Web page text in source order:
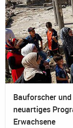
Bauforscher
neuartiges
Erwachsene